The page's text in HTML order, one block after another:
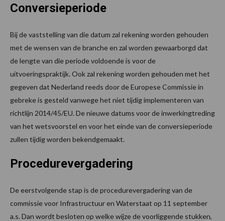
Conversieperiode
Bij de vaststelling van die datum zal rekening worden gehouden
met de wensen van de branche en zal worden gewaarborgd dat
de lengte van die periode voldoende is voor de
uitvoeringspraktijk. Ook zal rekening worden gehouden met het
gegeven dat Nederland reeds door de Europese Commissie in
gebreke is gesteld vanwege het niet tijdig implementeren van
richtlijn 2014/45/EU. De nieuwe datums voor de inwerkingtreding
van het wetsvoorstel en voor het einde van de conversieperiode
zullen tijdig worden bekendgemaakt.
Procedurevergadering
De eerstvolgende stap is de procedurevergadering van de
commissie voor Infrastructuur en Waterstaat op 11 september
a.s. Dan wordt besloten op welke wijze de voorliggende stukken,